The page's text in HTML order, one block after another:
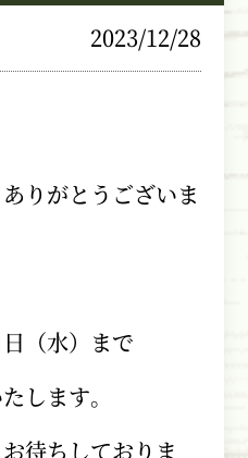
2023/12/28
りがとうございま
（水）まで
します。
待ちしておりま